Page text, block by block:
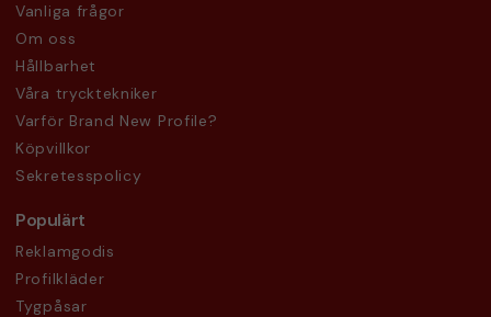
Vanliga frågor
Om oss
Hållbarhet
Våra trycktekniker
Varför Brand New Profile?
Köpvillkor
Sekretesspolicy
Populärt
Reklamgodis
Profilkläder
Tygpåsar